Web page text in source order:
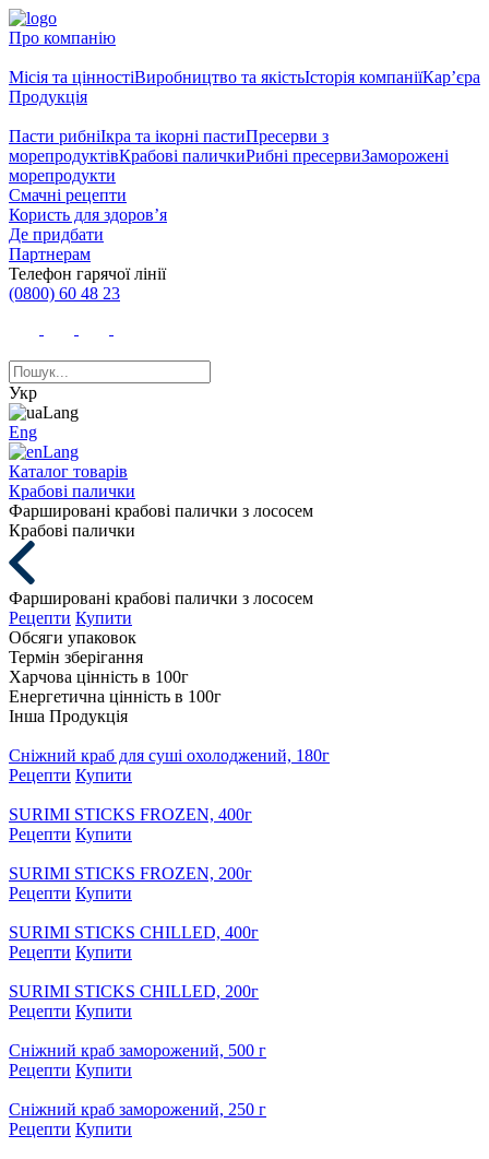
Про компанію
Місія та цінностіВиробництво та якістьІсторія компаніїКар’єра
Продукція
Пасти рибніІкра та ікорні пастиПресерви з
морепродуктівКрабові паличкиРибні пресервиЗаморожені
морепродукти
Смачні рецепти
Користь для здоров’я
Де придбати
Партнерам
Телефон гарячої лінії
(0800) 60 48 23
Укр
Eng
Каталог товарів
Крабові палички
Фаршировані крабові палички з лососем
Крабові палички
Фаршировані крабові палички з лососем
Рецепти Купити
Обсяги упаковок
Термін зберігання
Харчова цінність в 100г
Енергетична цінність в 100г
Інша Продукція
Сніжний краб для суші охолоджений, 180г
Рецепти Купити
SURIMI STICKS FROZEN, 400г
Рецепти Купити
SURIMI STICKS FROZEN, 200г
Рецепти Купити
SURIMI STICKS CHILLED, 400г
Рецепти Купити
SURIMI STICKS CHILLED, 200г
Рецепти Купити
Сніжний краб заморожений, 500 г
Рецепти Купити
Сніжний краб заморожений, 250 г
Рецепти Купити